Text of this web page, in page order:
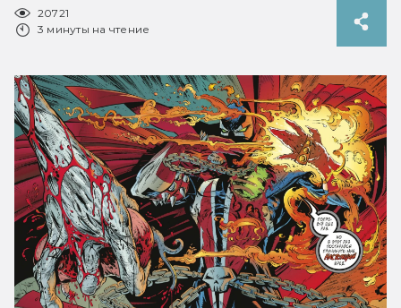
20721
3 минуты на чтение